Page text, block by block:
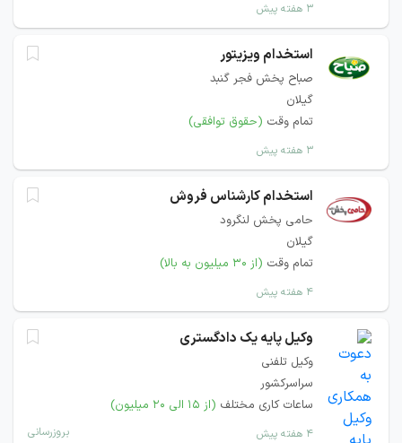
۳ هفته پیش
استخدام ویزیتور
صباح پخش فجر گنبد
گیلان
تمام وقت (حقوق توافقی)
۳ هفته پیش
استخدام کارشناس فروش
حامی پخش لنگرود
گیلان
تمام وقت (از ۳۰ میلیون به بالا)
۴ هفته پیش
وکیل پایه یک دادگستری
وکیل تلفنی
سراسرکشور
ساعات کاری مختلف (از ۱۵ الی ۲۰ میلیون)
۴ هفته پیش بروزرسانی